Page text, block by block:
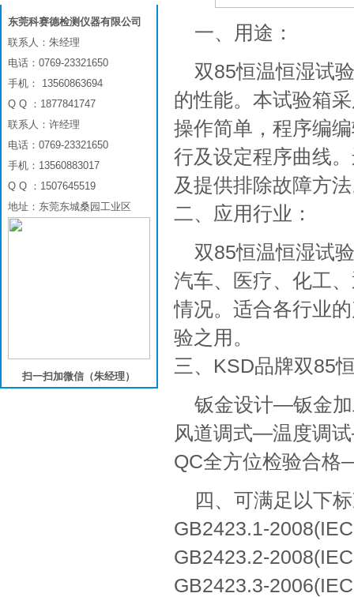
一、用途：
双85恒温恒湿试
的性能。本试验箱
操作简单，程序编
行及设定程序曲线
及提供排除故障方
二、应用行业：
双85恒温恒湿试
汽车、医疗、化工
情况。适合各行业
验之用。
三、KSD品牌双85
钣金设计—钣金
风道调式—温度调
QC全方位检验合格
四、可满足以下
GB2423.1-
GB2423.2-
GB2423.3-
东莞科赛德检测仪器有限公司
联系人：朱经理
电话：0769-23321650
手机： 13560863694
Q Q ：1877841747
联系人：许经理
电话：0769-23321650
手机：13560883017
Q Q ：1507645519
地址：东莞东城桑园工业区
扫一扫加微信（朱经理）